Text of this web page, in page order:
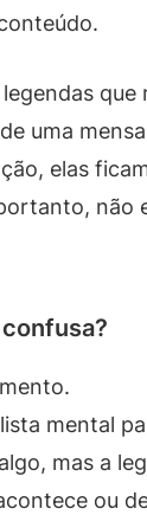
que
uma
elas
não
mental
mas a
ou